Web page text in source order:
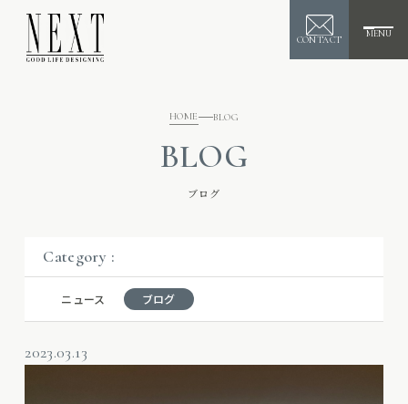
CONTACT
MENU
HOME BLOG
BLOG
ブログ
Category :
ニュース ブログ
2023.03.13